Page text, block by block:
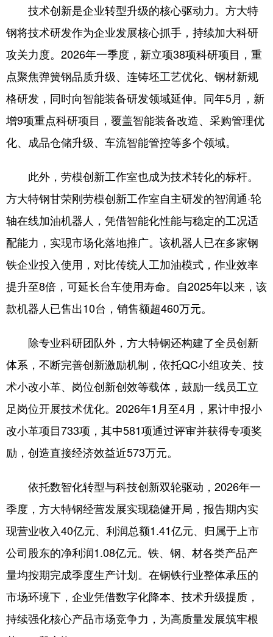
Deutsch Português
技术创新是企业转型升级的核心驱动力。方大特
钢将技术研发作为企业发展核心抓手，持续加大科研
攻关力度。2026年一季度，新立项38项科研项目，重
点聚焦弹簧钢品质升级、连铸坯工艺优化、钢材新规
格研发，同时向智能装备研发领域延伸。同年5月，新
增9项重点科研项目，覆盖智能装备改造、采购管理优
化、成品仓储升级、车流智能管控等多个领域。
此外，劳模创新工作室也成为技术转化的标杆。
方大特钢甘荣刚劳模创新工作室自主研发的智润通·轮
轴在线加油机器人，凭借智能化性能与稳定的工况适
配能力，实现市场化落地推广。该机器人已在多家钢
铁企业投入使用，对比传统人工加油模式，作业效率
提升至8倍，可延长台车使用寿命。自2025年以来，该
款机器人已售出10台，销售额超460万元。
除专业科研团队外，方大特钢还构建了全员创新
体系，不断完善创新激励机制，依托QC小组攻关、技
术小改小革、岗位创新创效等载体，鼓励一线员工立
足岗位开展技术优化。2026年1月至4月，累计申报小
改小革项目733项，其中581项通过评审并获得专项奖
励，创造直接经济效益近573万元。
依托数智化转型与科技创新双轮驱动，2026年一
季度，方大特钢经营发展实现稳健开局，报告期内实
现营业收入40亿元、利润总额1.41亿元、归属于上市
公司股东的净利润1.08亿元。铁、钢、材各类产品产
量均按期完成季度生产计划。在钢铁行业整体承压的
市场环境下，企业凭借数字化降本、技术升级提质，
持续强化核心产品市场竞争力，为高质量发展筑牢根